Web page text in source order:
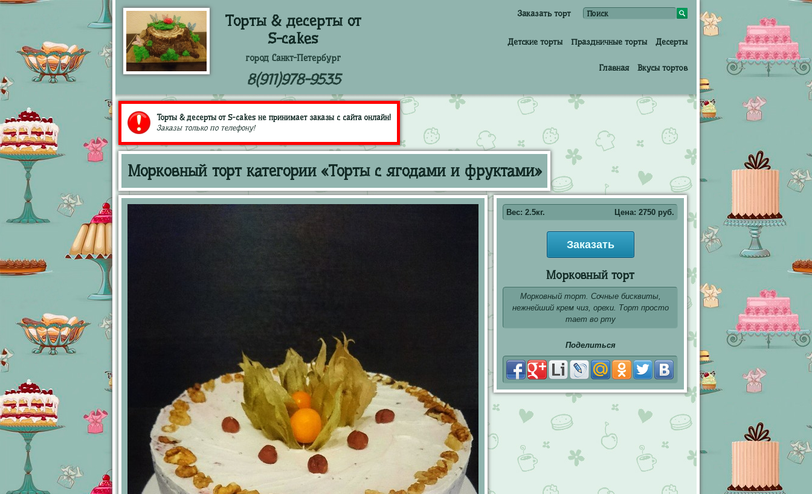
Торты & десерты от
S-cakes
город Санкт-Петербург
8(911)978-9535
Заказать торт
Детские торты Праздничные торты Десерты
Главная Вкусы тортов
Торты & десерты от S-cakes не принимает заказы с сайта онлайн!
Заказы только по телефону!
Морковный торт категории «Торты с ягодами и фруктами»
Вес: 2.5кг. Цена: 2750 руб.
Заказать
Морковный торт
Морковный торт. Сочные бисквиты,
нежнейший крем чиз, орехи. Торт просто
тает во рту
Поделиться